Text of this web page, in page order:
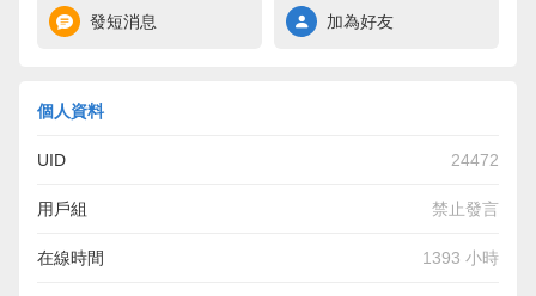
發短消息 加為好友
個人資料
UID 24472
用戶組 禁止發言
在線時間 1393 小時